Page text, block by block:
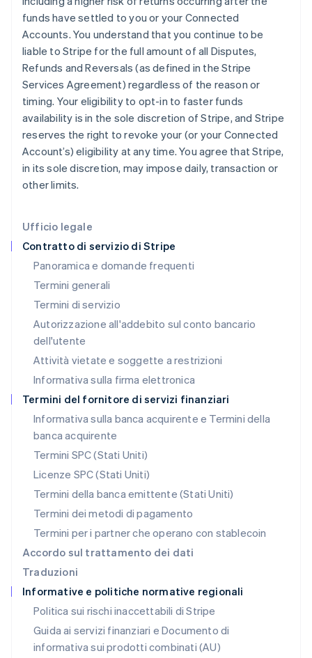
Ufficio legale
Contratto di servizio di Stripe
Panoramica e domande frequenti
Termini generali
Termini di servizio
Autorizzazione all'addebito sul conto bancario
dell'utente
Attività vietate e soggette a restrizioni
Informativa sulla firma elettronica
Termini del fornitore di servizi finanziari
Informativa sulla banca acquirente e Termini della
banca acquirente
Termini SPC (Stati Uniti)
Licenze SPC (Stati Uniti)
Termini della banca emittente (Stati Uniti)
Termini dei metodi di pagamento
Termini per i partner che operano con stablecoin
Accordo sul trattamento dei dati
Traduzioni
Informative e politiche normative regionali
Politica sui rischi inaccettabili di Stripe
Guida ai servizi finanziari e Documento di
informativa sui prodotti combinati (AU)
funds have settled to you or your Connected
Accounts. You understand that you continue to be
liable to Stripe for the full amount of all Disputes,
Refunds and Reversals (as defined in the Stripe
Services Agreement) regardless of the reason or
timing. Your eligibility to opt-in to faster funds
availability is in the sole discretion of Stripe, and Stripe
reserves the right to revoke your (or your Connected
Account’s) eligibility at any time. You agree that Stripe,
in its sole discretion, may impose daily, transaction or
other limits.
Giappone
Gibilterra
English
Grecia
English
India
Irlanda
English
Italia
ItalianoEnglish
Lettonia
Deutsch English
Lituania
English
Lussemburgo
FrançaisDeutschEnglish
Malaysia
English 简体中文
Malta
English
Messico
Español English
Norvegia
English
English
Paesi Bassi
NederlandsEnglish
English
Portogallo
RAS di Hong Kong, Cina
English 简体中文
Regno Unito
Repubblica Ceca
English
Romania
Singapore
English简体中文